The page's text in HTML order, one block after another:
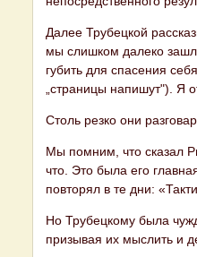
Далее Трубецкой
мы слишком далеко
губить для спасения
„страницы напишут"). Я
Столь резко они
Мы помним, что сказал
что. Это была его
повторял в те дни:
Но Трубецкому была
призы​вая их мыслить и